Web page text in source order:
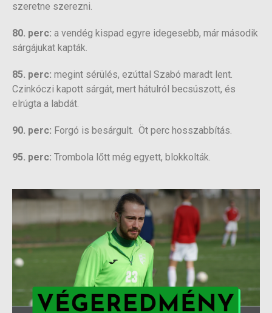
szeretne szerezni.
80. perc: a vendég kispad egyre idegesebb, már második
sárgájukat kapták.
85. perc: megint sérülés, ezúttal Szabó maradt lent.
Czinkóczi kapott sárgát, mert hátulról becsúszott, és
elrúgta a labdát.
90. perc: Forgó is besárgult. Öt perc hosszabbítás.
95. perc: Trombola lőtt még egyett, blokkolták.